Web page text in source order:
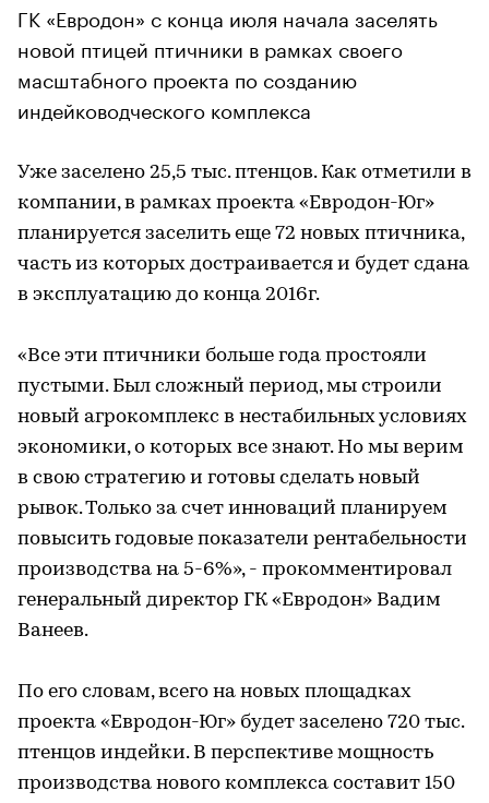
ГК «Евродон» с конца июля начала заселять
новой птицей птичники в рамках своего
масштабного проекта по созданию
индейководческого комплекса
Уже заселено 25,5 тыс. птенцов. Как отметили в
компании, в рамках проекта «Евродон-Юг»
планируется заселить еще 72 новых птичника,
часть из которых достраивается и будет сдана
в эксплуатацию до конца 2016г.
«Все эти птичники больше года простояли
пустыми. Был сложный период, мы строили
новый агрокомплекс в нестабильных условиях
экономики, о которых все знают. Но мы верим
в свою стратегию и готовы сделать новый
рывок. Только за счет инноваций планируем
повысить годовые показатели рентабельности
производства на 5-6%», - прокомментировал
генеральный директор ГК «Евродон» Вадим
Ванеев.
По его словам, всего на новых площадках
проекта «Евродон-Юг» будет заселено 720 тыс.
птенцов индейки. В перспективе мощность
производства нового комплекса составит 150